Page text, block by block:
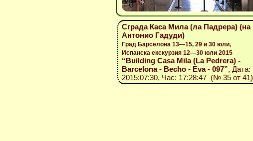
Сграда Каса Мила (ла Падрера) (на
Антонио Гадуди)
Град Барселона 13—15, 29 и 30 юли,
Испанска екскурзия 12—30 юли 2015
“Building Casa Mila (La Pedrera) -
Barcelona - Becho - Eva - 097”, Дата:
2015:07:30, Час: 17:28:47 (№ 35 от 41)